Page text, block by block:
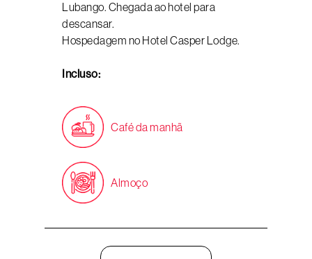
Lubango. Chegada ao hotel para
descansar.
Hospedagem no Hotel Casper Lodge.
Incluso:
Café da manhã
Almoço